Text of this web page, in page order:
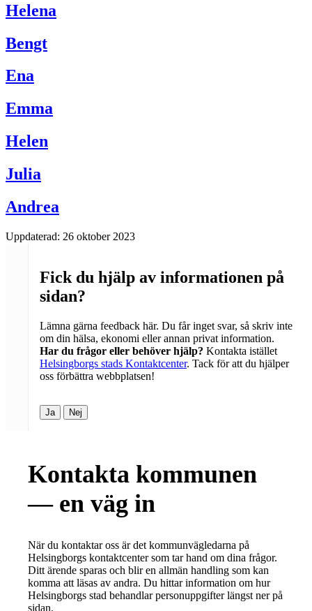
Helena
Bengt
Ena
Emma
Helen
Julia
Andrea
Uppdaterad: 26 oktober 2023
Fick du hjälp av informationen på
sidan?
Lämna gärna feedback här. Du får inget svar, så skriv inte
om din hälsa, ekonomi eller annan privat information.
Har du frågor eller behöver hjälp? Kontakta istället
Helsingborgs stads Kontaktcenter. Tack för att du hjälper
oss förbättra webbplatsen!
Ja Nej
Kontakta kommunen
— en väg in
När du kontaktar oss är det kommunvägledarna på
Helsingborgs kontaktcenter som tar hand om dina frågor.
Ditt ärende sparas och blir en allmän handling som kan
komma att läsas av andra. Du hittar information om hur
Helsingborgs stad behandlar personuppgifter längst ner på
sidan.